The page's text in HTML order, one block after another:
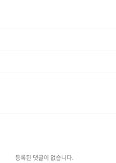
등록된 댓글이 없습니다.